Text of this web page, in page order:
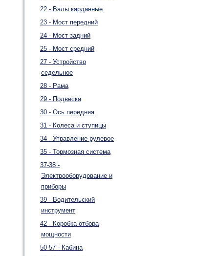
22 - Валы карданные
23 - Мост передний
24 - Мост задний
25 - Мост средний
27 - Устройство
седельное
28 - Рама
29 - Подвеска
30 - Ось передняя
31 - Колеса и ступицы
34 - Управление рулевое
35 - Тормозная система
37-38 -
Электрооборудование и
приборы
39 - Водительский
инструмент
42 - Коробка отбора
мощности
50-57 - Кабина